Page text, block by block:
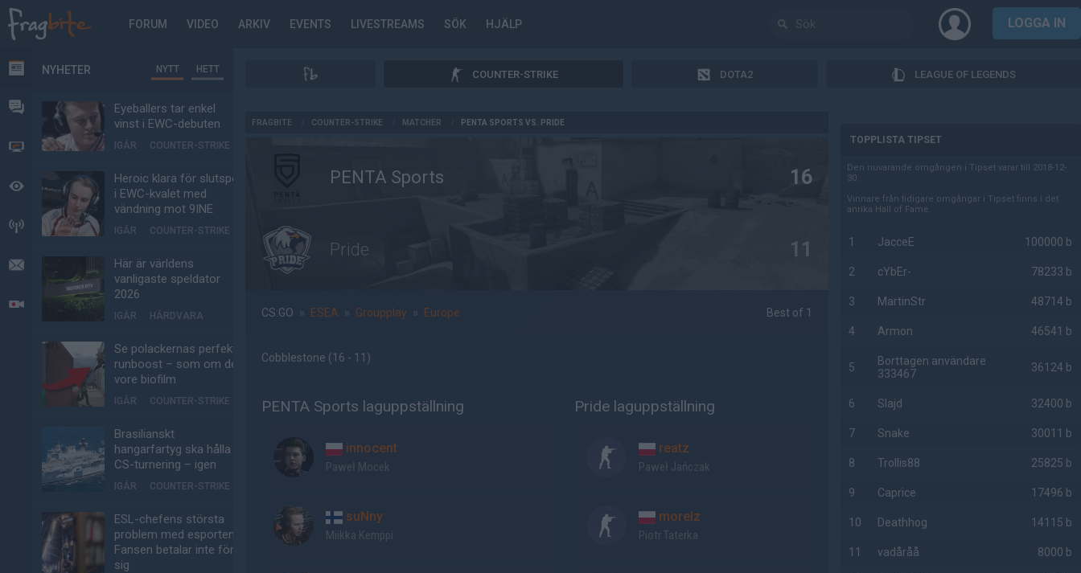
FORUM VIDEO ARKIV EVENTS LIVESTREAMS SÖK HJÄLP LOGGA IN
NYHETER
FORUM
VIDEO
BEVAKAT
HÄNDELSER
LIVESÄNDNINGAR
NYHETER NYTT HETT
Eyeballers tar enkel
vinst i EWC-debuten
IGÅR COUNTER-STRIKE
Heroic klara för slutspel
i EWC-kvalet med
vändning mot 9INE
IGÅR COUNTER-STRIKE
Här är världens
vanligaste speldator
2026
IGÅR HÅRDVARA
Se polackernas perfekta
runboost – som om det
vore biofilm
IGÅR COUNTER-STRIKE
Brasilianskt
hangarfartyg ska hålla
CS-turnering – igen
IGÅR COUNTER-STRIKE
ESL-chefens största
problem med esporten:
Fansen betalar inte för
sig
COUNTER-STRIKE DOTA2 LEAGUE OF LEGENDS
FRAGBITE COUNTER-STRIKE MATCHER PENTA SPORTS VS. PRIDE
PENTA Sports 16
Pride 11
CS:GO » ESEA » Groupplay » Europe Best of 1
Cobblestone (16 - 11 )
PENTA Sports laguppställning
innocent
Paweł Mocek
suNny
Miikka Kemppi
Pride laguppställning
reatz
Paweł Jańczak
morelz
Piotr Taterka
TOPPLISTA TIPSET
Den nuvarande omgången i Tipset varar till 2018-12-
30.
Vinnare från tidigare omgångar i Tipset finns i det
anrika Hall of Fame.
1 JacceE 100000 b
2 cYbEr- 78233 b
3 MartinStr 48714 b
4 Armon 46541 b
5
Borttagen användare
333467
36124 b
6 Slajd 32400 b
7 Snake 30011 b
8 Trollis88 25825 b
9 Caprice 17496 b
10 Deathhog 14115 b
11 vadåråå 8000 b